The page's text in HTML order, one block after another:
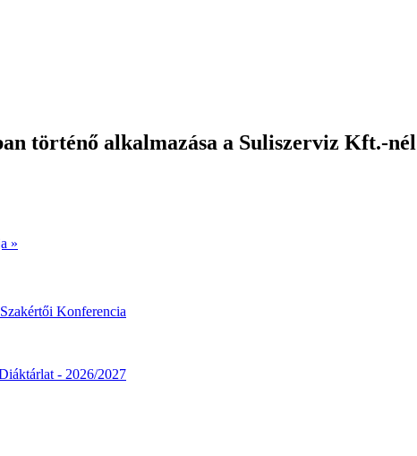
történő alkalmazása a Suliszerviz Kft.-nél
»
Konferencia
- 2026/2027